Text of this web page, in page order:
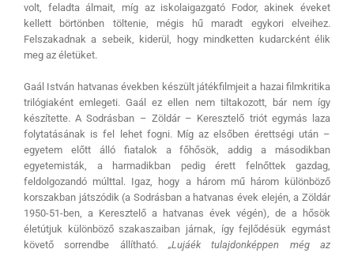
volt, feladta álmait, míg az iskolaigazgató Fodor, akinek éveket
kellett börtönben töltenie, mégis hű maradt egykori elveihez.
Felszakadnak a sebeik, kiderül, hogy mindketten kudarcként élik
meg az életüket.
Gaál István hatvanas években készült játékfilmjeit a hazai filmkritika
trilógiaként emlegeti. Gaál ez ellen nem tiltakozott, bár nem így
készítette. A Sodrásban – Zöldár – Keresztelő triót egymás laza
folytatásának is fel lehet fogni. Míg az elsőben érettségi után –
egyetem előtt álló fiatalok a főhősök, addig a másodikban
egyetemisták, a harmadikban pedig érett felnőttek gazdag,
feldolgozandó múlttal. Igaz, hogy a három mű három különböző
korszakban játszódik (a Sodrásban a hatvanas évek elején, a Zöldár
1950-51-ben, a Keresztelő a hatvanas évek végén), de a hősök
életútjuk különböző szakaszaiban járnak, így fejlődésük egymást
követő sorrendbe állítható. „Lujáék tulajdonképpen még az